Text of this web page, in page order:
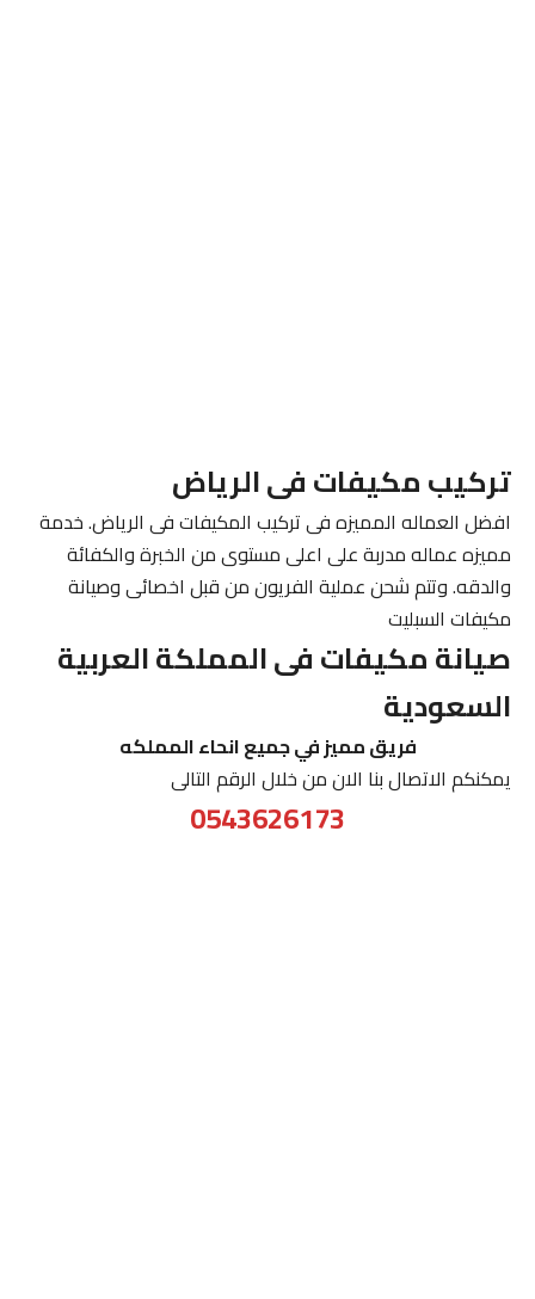
تركيب مكيفات فى الرياض
افضل العماله المميزه فى تركيب المكيفات فى الرياض. خدمة
مميزه عماله مدربة على اعلى مستوى من الخبرة والكفائة
والدقه. وتتم شحن عملية الفريون من قبل اخصائى وصيانة
مكيفات السبليت
صيانة مكيفات فى المملكة العربية
السعودية
فريق مميز في جميع انحاء المملكه
يمكنكم الاتصال بنا الان من خلال الرقم التالى
0543626173